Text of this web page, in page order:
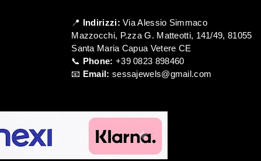
📍 Indirizzi: Via Alessio Simmaco
Mazzocchi, P.zza G. Matteotti, 141/49, 81055
Santa Maria Capua Vetere CE
📞 Phone: +39 0823 898460
📧 Email: sessajewels@gmail.com